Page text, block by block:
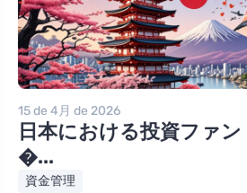
15 de 4月 de 2026
日本における投資ファ
�...
資金管理